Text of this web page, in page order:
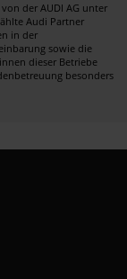
der AUDI AG unter
Audi Partner
in der
sowie die
dieser Betriebe
besonders